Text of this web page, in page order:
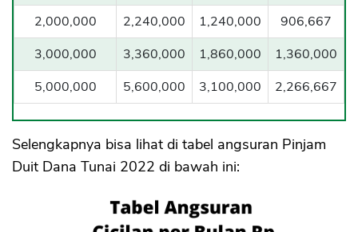
2,000,000
2,240,000 1,240,000
906,667
3,000,000
3,360,000 1,860,000
1,360,000
5,000,000
5,600,000 3,100,000 2,266,667
Selengkapnya bisa lihat di tabel angsuran Pinjam
Duit Dana Tunai 2022 di bawah ini: